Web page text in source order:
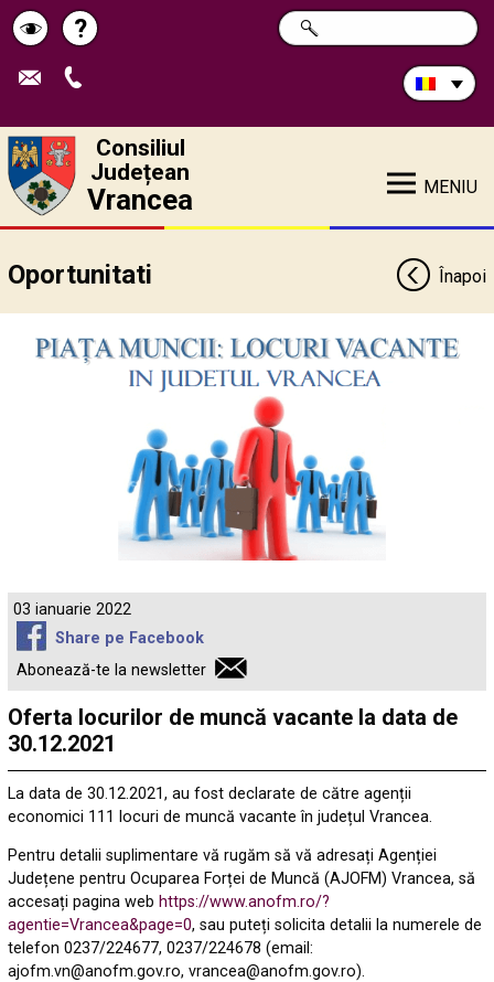
Schimbă
contrastul
Pagina
de
?
Caută
în
CAUTĂ
Consiliul
Județean
Vrancea MENIU
Oportunitati Înapoi
03 ianuarie 2022
Share pe Facebook
Abonează-te la newsletter
Oferta locurilor de muncă vacante la data de
30.12.2021
La data de 30.12.2021, au fost declarate de către agenții
economici 111 locuri de muncă vacante în județul Vrancea.
Pentru detalii suplimentare vă rugăm să vă adresați Agenției
Județene pentru Ocuparea Forței de Muncă (AJOFM) Vrancea, să
accesați pagina web https://www.anofm.ro/?
agentie=Vrancea&page=0, sau puteți solicita detalii la numerele de
telefon 0237/224677, 0237/224678 (email:
ajofm.vn@anofm.gov.ro, vrancea@anofm.gov.ro).